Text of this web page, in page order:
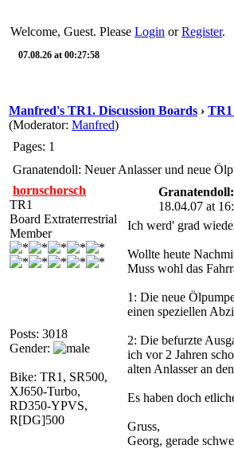
Welcome, Guest. Please Login orRegister.
07.08.26 at 00:27:58
Manfred's TR1. Discussion Boards › TR1
(Moderator: Manfred)
Pages: 1
Granatendoll: Neuer Anlasser und neue
hornschorsch
TR1
Board Extraterrestrial
Member
Posts: 3018
Gender:
Bike: TR1, SR500,
XJ650-Turbo,
RD350-YPVS,
R[DG]500
18.04.07 at
Ich werd' grad
Wollte heute
Muss wohl das
1: Die neue
einen speziellen
2: Die befurzte
ich vor 2 Jahren
alten Anlasser an
Es haben doch
Gruss,
Georg, gerade